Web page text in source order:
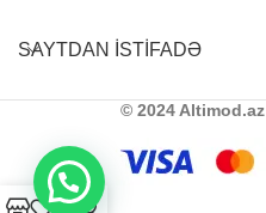
SAYTDAN ISTIFADƏ
© 2024 Altimod.az
0